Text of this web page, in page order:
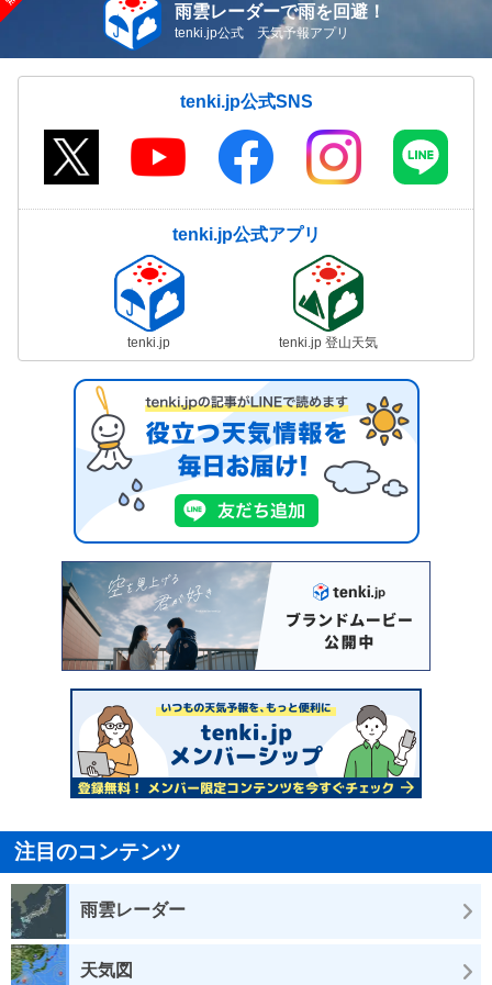
雨雲レーダーで雨を回避！
tenki.jp公式 天気予報アプリ
tenki.jp公式SNS
tenki.jp公式アプリ
tenki.jp tenki.jp 登山天気
注目のコンテンツ
雨雲レーダー
天気図